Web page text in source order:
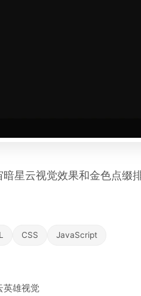
暗星云视觉效果和金色点缀
CSS JavaScript
英雄视觉